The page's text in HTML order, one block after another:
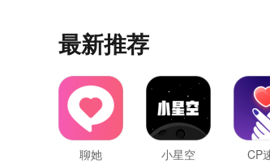
最新推荐
聊她 小星空 CP